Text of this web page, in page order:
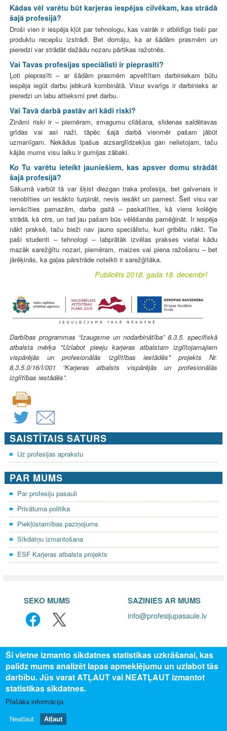
Kādas vēl varētu būt karjeras iespējas cilvēkam, kas strādā
šajā profesijā?
Droši vien ir iespēja kļūt par tehnologu, kas vairāk ir atbildīgs tieši par
produktu recepšu izstrādi. Bet domāju, ka ar šādām prasmēm un
pieredzi var strādāt dažādu nozaru pārtikas ražotnēs.
Vai Tavas profesijas speciālisti ir pieprasīti?
Ļoti pieprasīti – ar šādām prasmēm apveltītam darbiniekam būtu
iespēja iegūt darbu jebkurā kombinātā. Visur svarīgs ir darbinieks ar
pieredzi un labu attieksmi pret darbu.
Vai Tavā darbā pastāv arī kādi riski?
Zināmi riski ir – piemēram, smagumu cilāšana, slidenas saldētavas
grīdas vai asi naži, tāpēc šajā darbā vienmēr pašam jābūt
uzmanīgam. Nekādus īpašus aizsarglīdzekļus gan nelietojam, taču
kājās mums visu laiku ir gumijas zābaki.
Ko Tu varētu ieteikt jauniešiem, kas apsver domu strādāt
šajā profesijā?
Sākumā varbūt tā var šķist diezgan traka profesija, bet galvenais ir
nenobīties un iesākto turpināt, nevis iesākt un pamest. Šeit visu var
iemācīties pamazām, darba gaitā – paskatīties, kā viens kolēģis
strādā, kā otrs, un tad jau pašam būs vēlēšanās pamēģināt. Ir iespēja
nākt praksē, taču bieži nav jauno speciālistu, kuri gribētu nākt. Tie
paši studenti – tehnologi – labprātāk izvēlas prakses vietai kādu
mazāk sarežģītu nozari, piemēram, maizes vai piena ražošanu – bet
jārēķinās, ka gaļas pārstrāde noteikti ir sarežģītāka.
Publicēts 2018. gada 18. decembrī
Darbības programmas “Izaugsme un nodarbinātība” 8.3.5. specifiskā
atbalsta mērķa "Uzlabot pieeju karjeras atbalstam izglītojamajiem
vispārējās un profesionālās izglītības iestādēs" projekts Nr.
8.3.5.0/16/I/001 “Karjeras atbalsts vispārējās un profesionālās
izglītības iestādēs”.
SAISTĪTAIS SATURS
Uz profesijas aprakstu
PAR MUMS
Par profesiju pasauli
Privātuma politika
Piekļūstamības paziņojums
Sīkdatņu izmantošana
ESF Karjeras atbalsta projekts
SEKO MUMS SAZINIES AR MUMS
info@profesijupasaule.lv
© 2025 Valsts izglītības attīstības aģentūra, publicētā satura visas
Šī vietne izmanto sīkdatnes statistikas uzkrāšanai, kas
palīdz mums analizēt lapas apmeklējumu un uzlabot tās
darbību. Jūs varat ATĻAUT vai NEATĻAUT izmantot
statistikas sīkdatnes.
Plašāka informācija
Neatļaut Atļaut